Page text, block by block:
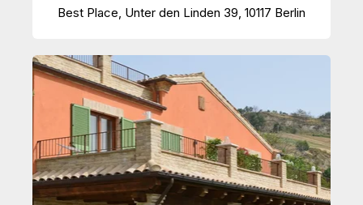
Best Place, Unter den Linden 39, 10117 Berlin